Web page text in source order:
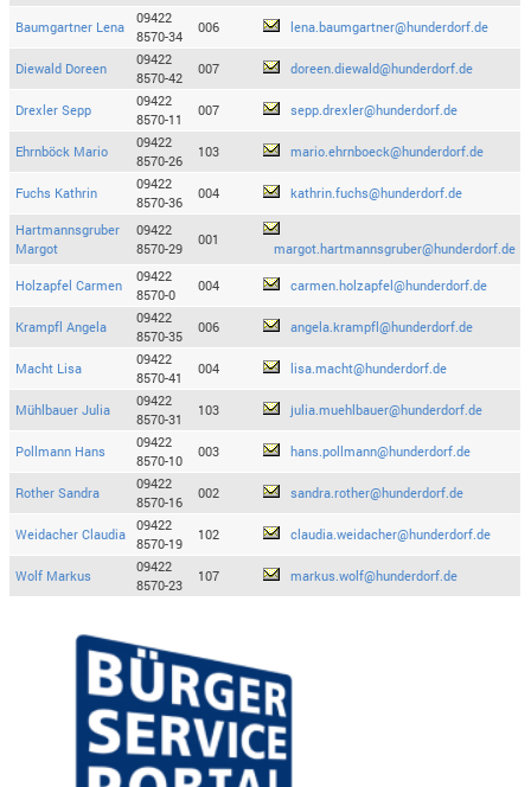
Baumgartner Lena
09422
8570-34
006 lena.baumgartner@hunderdorf.de
Diewald Doreen
09422
8570-42
007 doreen.diewald@hunderdorf.de
Drexler Sepp
09422
8570-11
007 sepp.drexler@hunderdorf.de
Ehrnböck Mario
09422
8570-26
103 mario.ehrnboeck@hunderdorf.de
Fuchs Kathrin
09422
8570-36
004 kathrin.fuchs@hunderdorf.de
Hartmannsgruber
Margot
09422
8570-29
001
margot.hartmannsgruber@hunderdorf.de
Holzapfel Carmen
09422
8570-0
004 carmen.holzapfel@hunderdorf.de
Krampfl Angela
09422
8570-35
006 angela.krampfl@hunderdorf.de
Macht Lisa
09422
8570-41
004 lisa.macht@hunderdorf.de
Mühlbauer Julia
09422
8570-31
103 julia.muehlbauer@hunderdorf.de
Pollmann Hans
09422
8570-10
003 hans.pollmann@hunderdorf.de
Rother Sandra
09422
8570-16
002 sandra.rother@hunderdorf.de
Weidacher Claudia
09422
8570-19
102 claudia.weidacher@hunderdorf.de
Wolf Markus
09422
8570-23
107 markus.wolf@hunderdorf.de